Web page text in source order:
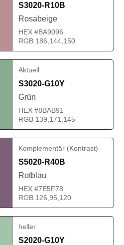
S3020-R10B
Rosabeige
HEX #BA9096
RGB 186,144,150
Aktuell
S3020-G10Y
Grün
HEX #8BAB91
RGB 139,171,145
Komplementär (Kontrast)
S5020-R40B
Rotblau
HEX #7E5F78
RGB 126,95,120
heller
S2020-G10Y